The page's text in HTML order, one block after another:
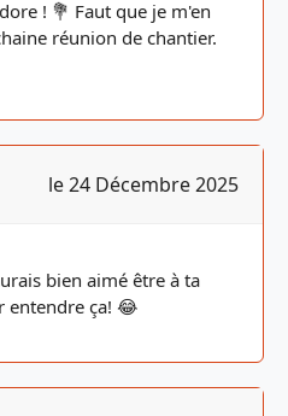
! 💐 Faut que je m'en
réunion de chantier.
le 24 Décembre 2025
bien aimé être à ta
entendre ça! 😂